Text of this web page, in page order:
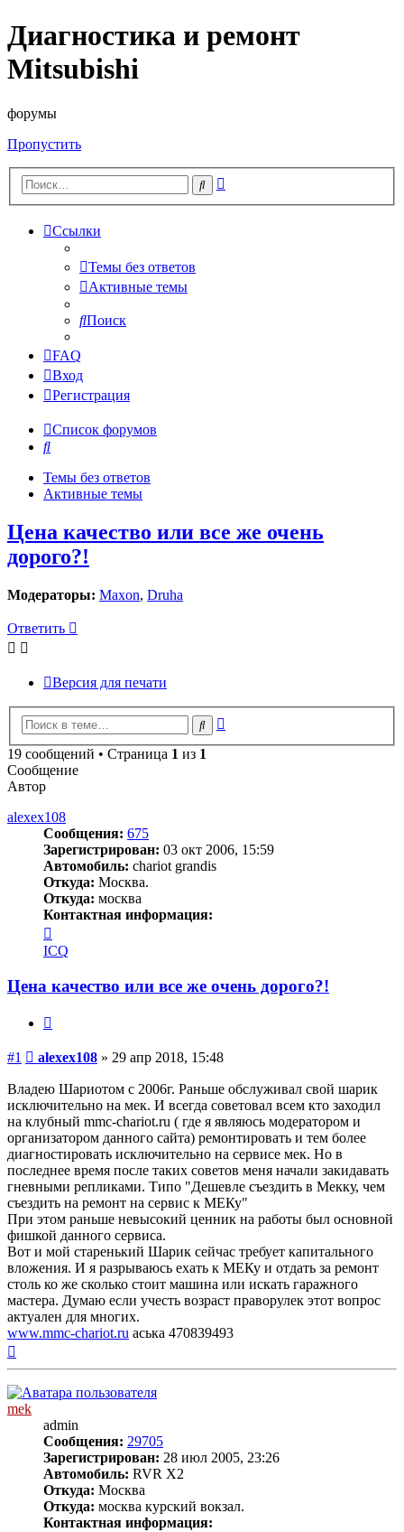
Диагностика и ремонт
Mitsubishi
форумы
Пропустить
Поиск
Ссылки
Темы без ответов
Активные темы
Поиск
FAQ
Вход
Регистрация
Список форумов
Поиск
Темы без ответов
Активные темы
Цена качество или все же очень
дорого?!
Модераторы: Maxon, Druha
Ответить
Версия для печати
Поиск
19 сообщений • Страница 1 из 1
Сообщение
Автор
alexex108
Сообщения: 675
Зарегистрирован: 03 окт 2006, 15:59
Автомобиль: chariot grandis
Откуда: Москва.
Откуда: москва
Контактная информация:
информация
пользователя
ICQ
Цена качество или все же очень дорого?!
#1 Сообщение
alexex108 » 29 апр 2018, 15:48
Владею Шариотом с 2006г. Раньше обслуживал свой шарик
исключительно на мек. И всегда советовал всем кто заходил
на клубный mmc-chariot.ru ( где я являюсь модератором и
организатором данного сайта) ремонтировать и тем более
диагностировать исключительно на сервисе мек. Но в
последнее время после таких советов меня начали закидавать
гневными репликами. Типо "Дешевле съездить в Мекку, чем
съездить на ремонт на сервис к МЕКу"
При этом раньше невысокий ценник на работы был основной
фишкой данного сервиса.
Вот и мой старенький Шарик сейчас требует капитального
вложения. И я разрываюсь ехать к МЕКу и отдать за ремонт
столь ко же сколько стоит машина или искать гаражного
мастера. Думаю если учесть возраст праворулек этот вопрос
актуален для многих.
www.mmc-chariot.ru аська 470839493
mek
admin
Сообщения: 29705
Зарегистрирован: 28 июл 2005, 23:26
Автомобиль: RVR X2
Откуда: Москва
Откуда: москва курский вокзал.
Контактная информация: